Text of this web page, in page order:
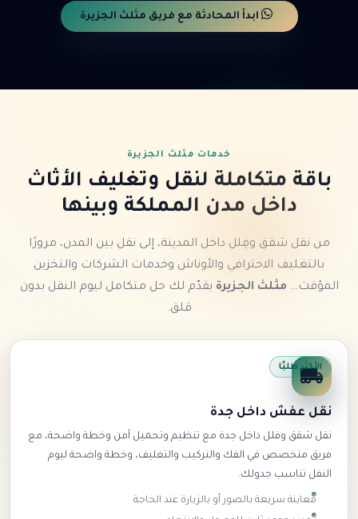
ابدأ المحادثة مع فريق مثلث الجزيرة
خدمات مثلث الجزيرة
باقة متكاملة لنقل وتغليف الأثاث
داخل مدن المملكة وبينها
من نقل شقق وفِلل داخل المدينة، إلى نقل بين المدن، مرورًا
بالتغليف الاحترافي والأوناش وخدمات الشركات والتخزين
المؤقت… مثلث الجزيرة يقدّم لك حل متكامل ليوم النقل بدون
قلق.
الأكثر طلبًا
نقل عفش داخل جدة
نقل شقق وفلل داخل جدة مع تنظيم وتحميل آمن وخطة واضحة، مع
فريق متخصص في الفك والتركيب والتغليف، وخطة واضحة ليوم
النقل تناسب جدولك.
معاينة سريعة بالصور أو بالزيارة عند الحاجة